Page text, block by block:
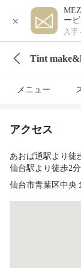
×
ー
入手
Tint
メニュー
アクセス
あおば通駅より徒
仙台駅より徒歩2分
仙台市青葉区中央